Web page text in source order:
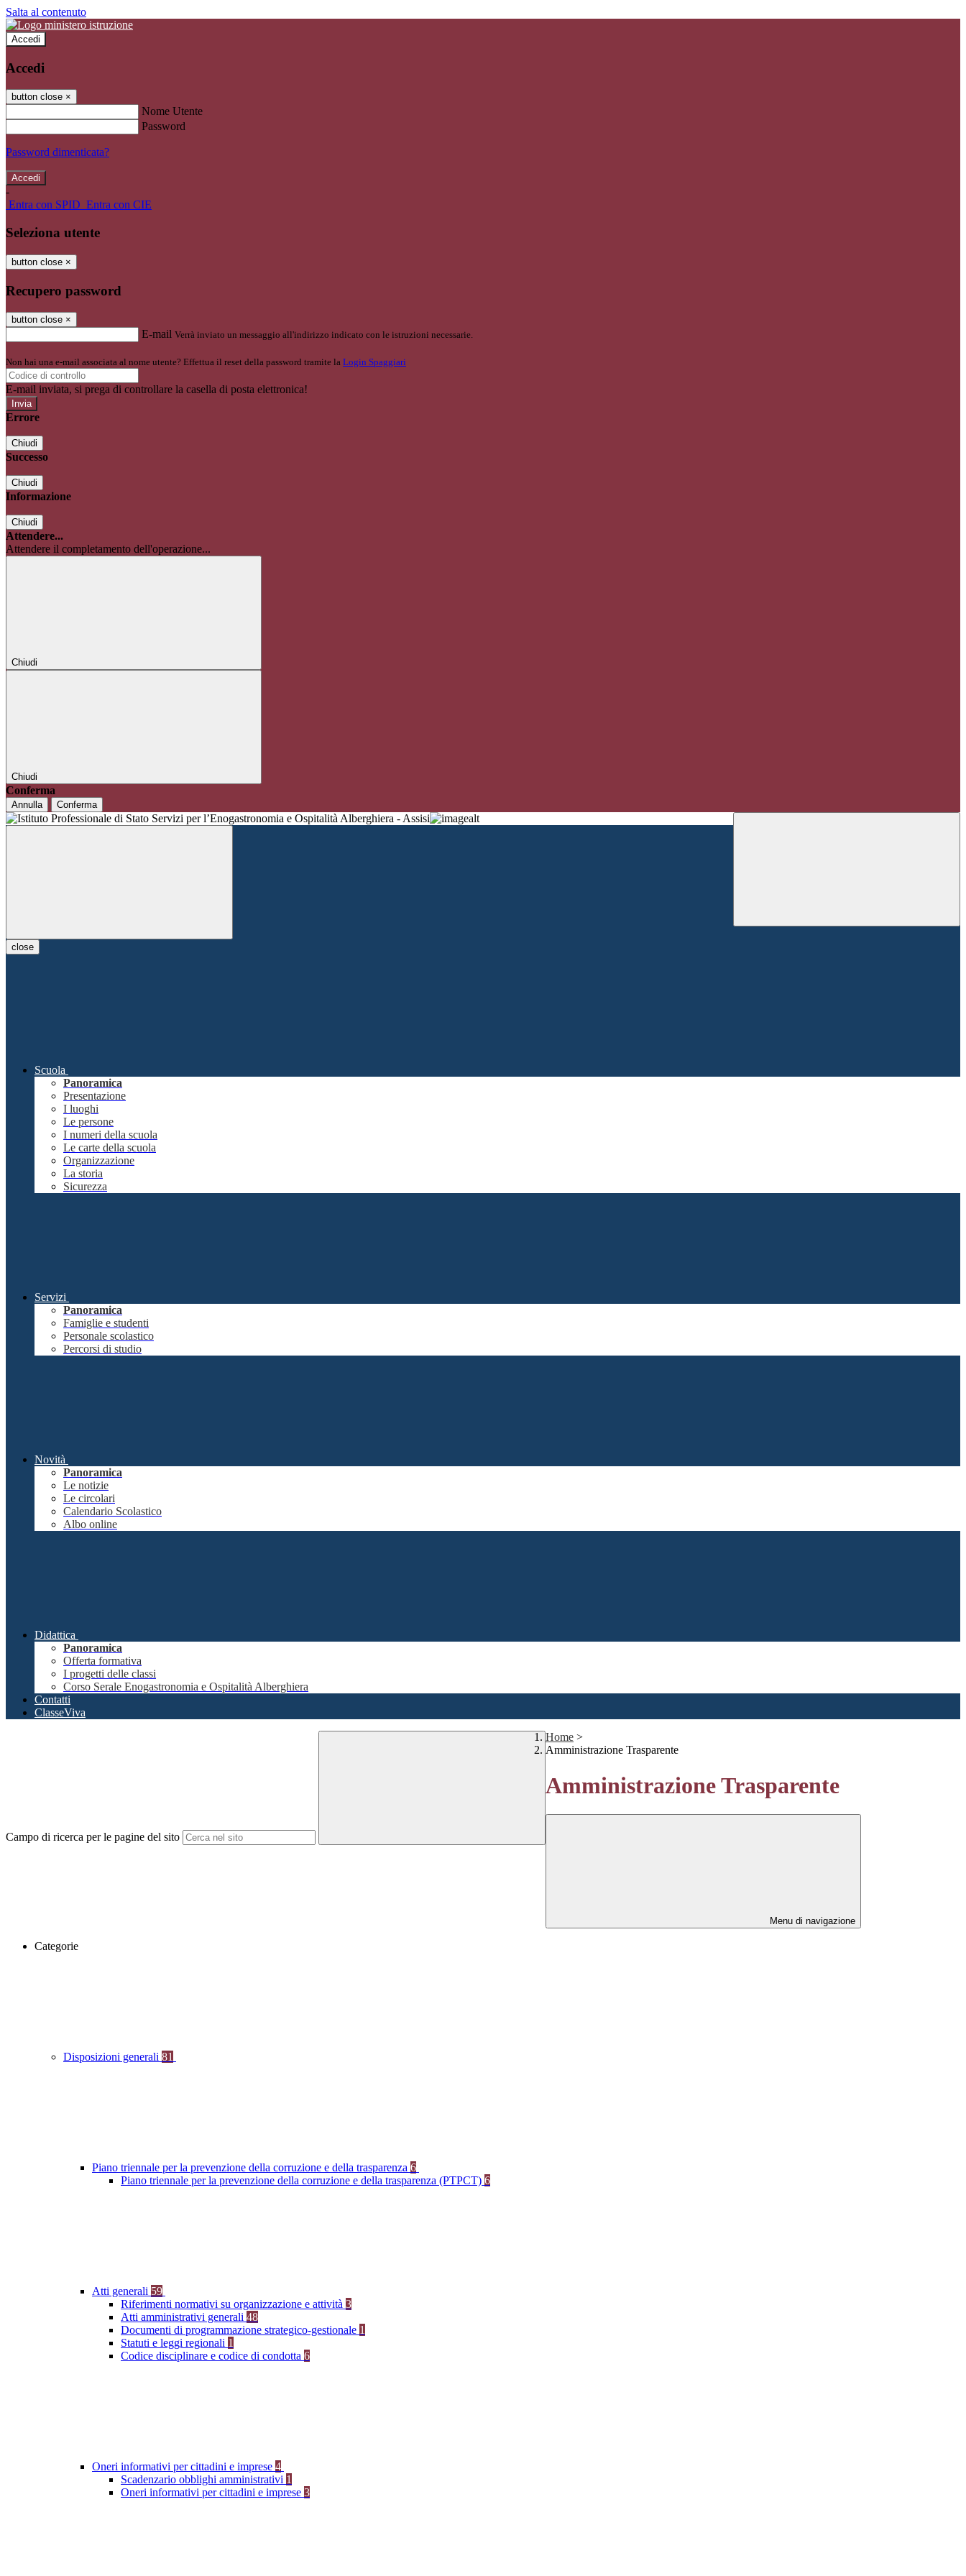
Salta al contenuto
Accedi
Accedi
button close ×
Nome Utente
Password
Password dimenticata?
-
Entra con SPID Entra con CIE
Seleziona utente
button close ×
Recupero password
button close ×
E-mail Verrà inviato un messaggio all'indirizzo indicato con le istruzioni necessarie.
Non hai una e-mail associata al nome utente? Effettua il reset della password tramite la Login Spaggiari
E-mail inviata, si prega di controllare la casella di posta elettronica!
Errore
Chiudi
Successo
Chiudi
Informazione
Chiudi
Attendere...
Attendere il completamento dell'operazione...
Chiudi
Chiudi
Conferma
Annulla Conferma
close
Scuola
Panoramica
Presentazione
I luoghi
Le persone
I numeri della scuola
Le carte della scuola
Organizzazione
La storia
Sicurezza
Servizi
Panoramica
Famiglie e studenti
Personale scolastico
Percorsi di studio
Novità
Panoramica
Le notizie
Le circolari
Calendario Scolastico
Albo online
Didattica
Panoramica
Offerta formativa
I progetti delle classi
Corso Serale Enogastronomia e Ospitalità Alberghiera
Contatti
ClasseViva
Campo di ricerca per le pagine del sito
Home >
Amministrazione Trasparente
Amministrazione Trasparente
Menu di navigazione
Categorie
Disposizioni generali 81
Piano triennale per la prevenzione della corruzione e della trasparenza 6
Piano triennale per la prevenzione della corruzione e della trasparenza (PTPCT) 6
Atti generali 59
Riferimenti normativi su organizzazione e attività 3
Atti amministrativi generali 48
Documenti di programmazione strategico-gestionale 1
Statuti e leggi regionali 1
Codice disciplinare e codice di condotta 6
Oneri informativi per cittadini e imprese 4
Scadenzario obblighi amministrativi 1
Oneri informativi per cittadini e imprese 3